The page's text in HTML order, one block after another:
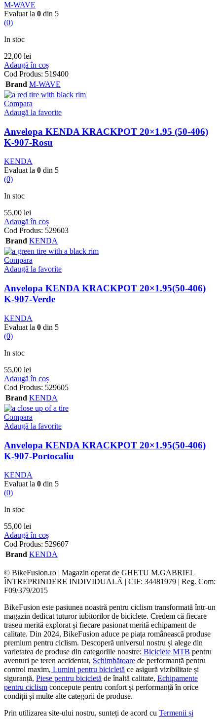
M-WAVE
Evaluat la 0 din 5
(0)
In stoc
22,00 lei
Adaugă în coș
Cod Produs: 519400
Brand M-WAVE
Compara
Adaugă la favorite
Anvelopa KENDA KRACKPOT 20×1.95 (50-406)
K-907-Rosu
KENDA
Evaluat la 0 din 5
(0)
In stoc
55,00 lei
Adaugă în coș
Cod Produs: 529603
Brand KENDA
Compara
Adaugă la favorite
Anvelopa KENDA KRACKPOT 20×1.95(50-406)
K-907-Verde
KENDA
Evaluat la 0 din 5
(0)
In stoc
55,00 lei
Adaugă în coș
Cod Produs: 529605
Brand KENDA
Compara
Adaugă la favorite
Anvelopa KENDA KRACKPOT 20×1.95(50-406)
K-907-Portocaliu
KENDA
Evaluat la 0 din 5
(0)
In stoc
55,00 lei
Adaugă în coș
Cod Produs: 529607
Brand KENDA
© BikeFusion.ro | Magazin operat de GHETU M.GABRIEL
ÎNTREPRINDERE INDIVIDUALĂ | CIF: 34481979 | Reg. Com:
F09/379/2015
BikeFusion este pasiunea noastră pentru ciclism transformată într-un
magazin dedicat tuturor iubitorilor de biciclete. Credem că fiecare
traseu merită explorat și fiecare pasionat merită echipament de
calitate. Din 2024, BikeFusion aduce pe piața românească produse
premium pentru ciclism. Descoperă universul nostru și alege din
varietatea de produse din categoriile noastre: Biciclete MTB pentru
aventuri pe teren accidentat, Schimbătoare de performanță pentru
control maxim, Lumini pentru bicicletă ce asigură vizibilitate și
siguranță, Piese pentru bicicletă de înaltă calitate, Echipamente
pentru ciclism concepute pentru confort și performanță în orice
condiții și multe alte categorii de produse.
Prin utilizarea site-ului nostru, sunteți de acord cu Termenii și